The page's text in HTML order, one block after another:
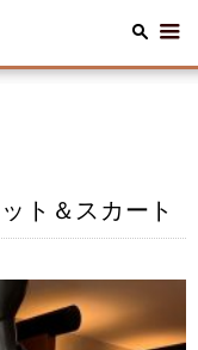
ト＆スカート